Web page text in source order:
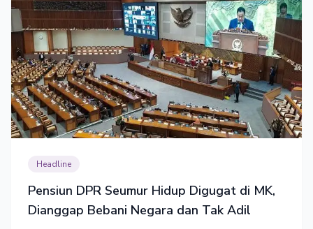
Headline
Pensiun DPR Seumur Hidup Digugat di MK,
Dianggap Bebani Negara dan Tak Adil